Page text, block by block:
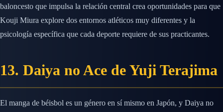
baloncesto que impulsa la relación central crea oportunidades para que
Kouji Miura explore dos entornos atléticos muy diferentes y la
psicología específica que cada deporte requiere de sus practicantes.
13. Daiya no Ace de Yuji Terajima
El manga de béisbol es un género en sí mismo en Japón, y Daiya no